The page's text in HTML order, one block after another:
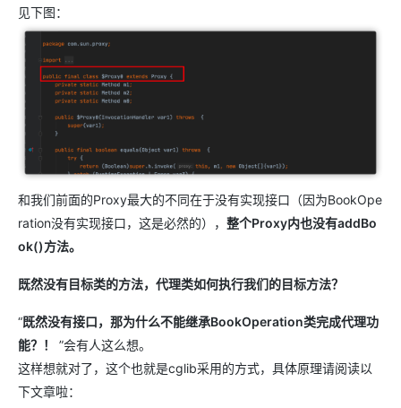
见下图：
和我们前面的Proxy最大的不同在于没有实现接口（因为BookOpe
ration没有实现接口，这是必然的）， 整个Proxy内也没有addBo
ok()方法。
既然没有目标类的方法，代理类如何执行我们的目标方法？
“既然没有接口，那为什么不能继承BookOperation类完成代理功
能？！
”会有人这么想。
这样想就对了，这个也就是cglib采用的方式，具体原理请阅读以
下文章啦：